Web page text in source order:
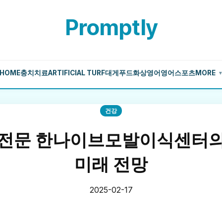
Promptly
충치치료ARTIFICIAL TURF대게 푸드화상영어 영어 스포츠MORE ▼
건강
문 한나이브모발이식센터
미래 전망
2025-02-17